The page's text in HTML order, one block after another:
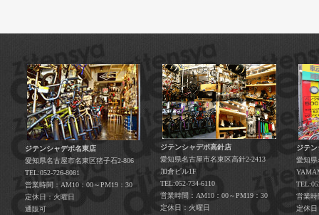
ジテンシャデポ名東店
愛知県名古屋市名東区猪子石2-806
TEL:052-726-8081
営業時間：AM10：00～PM19：30
定休日：火曜日
通販可
ジテンシャデポ高針店
愛知県名古屋市名東区高針2-2413
加倉ビル1F
TEL:052-734-6110
営業時間：AM10：00～PM19：30
定休日：火曜日
ジテ
愛知県
営業時
定休日